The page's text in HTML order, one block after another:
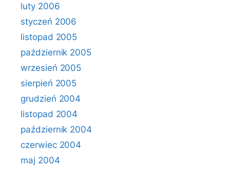
luty 2006
styczeń 2006
listopad 2005
październik 2005
wrzesień 2005
sierpień 2005
grudzień 2004
listopad 2004
październik 2004
czerwiec 2004
maj 2004